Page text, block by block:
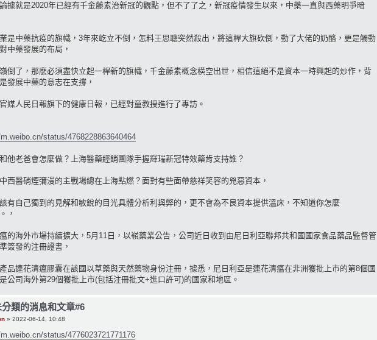
據就是2020年已經有千金藤素治新冠的觀點，但不了了之，新冠疫情發生以來，中藥一直與西藥明爭暗
是中藥抗疫的旗幟，3年來屹立不倒，怎料王思聰突然殺出，將這桿大旗砍倒，動了大佬的奶酪，更是觸動
中藥發展的布局，
倒了，那麽必須盡快立起一桿新的旗幟，千金藤素概念橫空出世，相信這絕不是資本一時興起的炒作，背
發展中藥的意志在支撐，
媒人民日報旗下的健康日報，已經對童教授進行了專訪。
status/4768228863640464
他老爸會怎麼做？上海醫藥經銷團隊手握輝瑞新冠特效藥肯支持誰？
西醫硝煙彌漫的主戰場總在上海點燃？面對有些面帶慈祥笑容的兇惡資本，
該有自己獨到的見解和敏銳的目光具體分析利與弊的，更不會為不良資本提供溫床，不知道你怎麼
，
的海外市場持續擴大，5月11日，以嶺藥業公告，公司近日收到由尼日利亞聯邦共和國國家食品藥品監督管
簽發的注冊證書，
品連花清瘟膠囊在該國以草藥與天然藥物身份注冊，據悉，尼日利亞是連花清瘟在非洲獲批上市的第8個國
公司海外第29個獲批上市(包括注冊批文+進口許可)的國家和地區。
類的消息和文章#6
» 2022-06-14, 10:48
status/4776023721771176